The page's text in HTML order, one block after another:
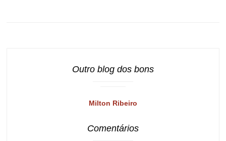
Outro blog dos bons
Milton Ribeiro
Comentários